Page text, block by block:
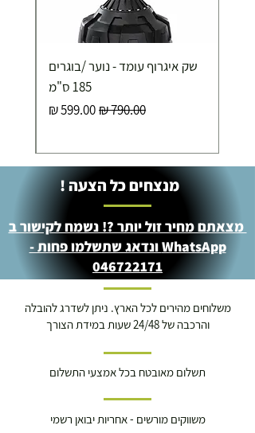
שק איגרוף עומד - נוער /בוגרים
185 ס"מ
מחיר רגילמחיר מבצע
מנצחים כל הצעה !
מצאתם מחיר זול יותר ?! נשמח לקישור ב
WhatsApp ונדאג שתשלמו פחות -
046722171
משלוחים מהירים לכל הארץ. ניתן לשדרג להובלה
והרכבה של 24/48 שעות במידת הצורך
תשלום מאובטח בכל אמצעי התשלום
משווקים מורשים - אחריות יבואן רשמי